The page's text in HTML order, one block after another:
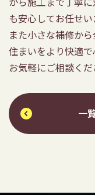
も安心してお任せい
また小さな補修か
住まいをより快適
お気軽にご相談くだ
一